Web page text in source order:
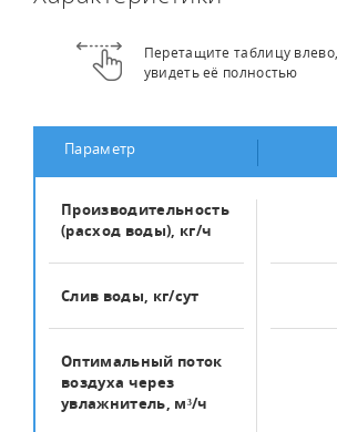
Перетащите таблицу
увидеть её полностью
Параметр
Производительность
(расход воды), кг/ч
Слив воды, кг/сут
Оптимальный поток
воздуха через
увлажнитель, м³/ч